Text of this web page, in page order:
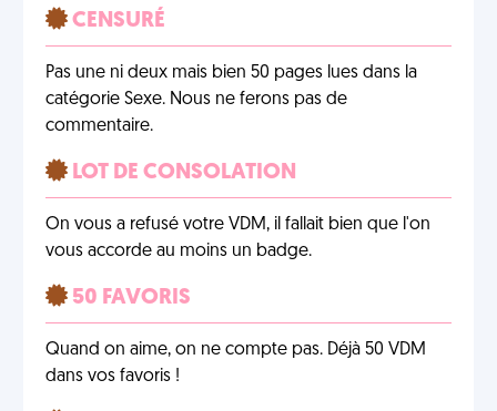
CENSURÉ
Pas une ni deux mais bien 50 pages lues dans la
catégorie Sexe. Nous ne ferons pas de
commentaire.
LOT DE CONSOLATION
On vous a refusé votre VDM, il fallait bien que l'on
vous accorde au moins un badge.
50 FAVORIS
Quand on aime, on ne compte pas. Déjà 50 VDM
dans vos favoris !